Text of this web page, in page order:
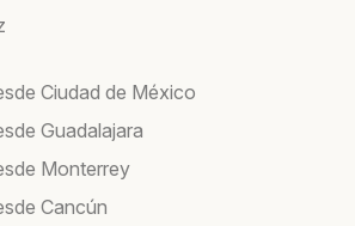
Ciudad de México
Guadalajara
Monterrey
Cancún